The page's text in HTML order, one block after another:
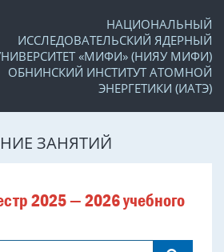
НАЦИОНАЛЬНЫЙ
ИССЛЕДОВАТЕЛЬСКИЙ ЯДЕРНЫЙ
«МИФИ» (НИЯУ МИФИ)
ОБНИНСКИЙ ИНСТИТУТ АТОМНОЙ
ЭНЕРГЕТИКИ (ИАТЭ)
ЗАНЯТИЙ
2025 — 2026 учебного